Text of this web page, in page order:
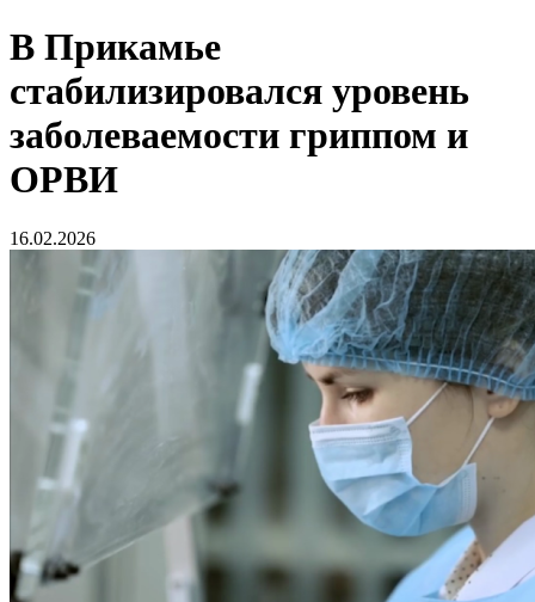
В Прикамье
стабилизировался уровень
заболеваемости гриппом и
ОРВИ
16.02.2026